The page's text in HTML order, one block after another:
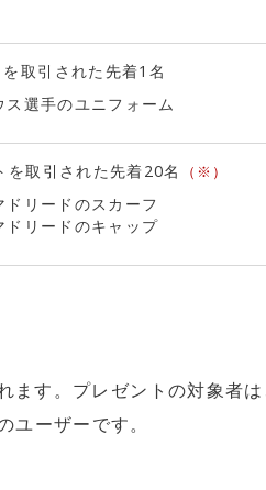
取引された先着1名
ス選手のユニフォーム
を取引された先着20名 （※）
ドリードのスカーフ
ドリードのキャップ
ます。プレゼントの対象者
ユーザーです。